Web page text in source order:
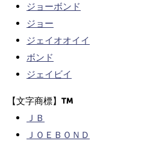
ジョーボンド
ジョー
ジェイオオイイ
ボンド
ジェイビイ
【文字商標】
ＪＢ
ＪＯＥＢＯＮＤ